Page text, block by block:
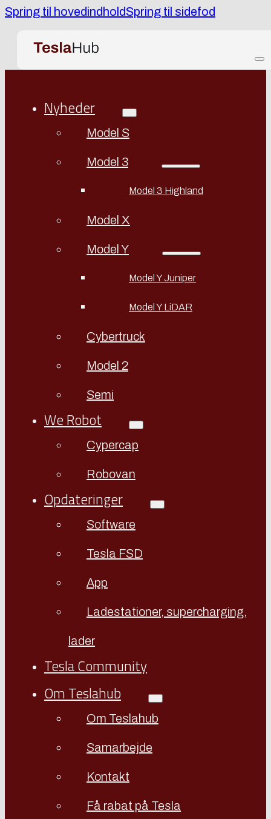
Spring til hovedindholdSpring til sidefod
Nyheder
Model S
Model 3
Model 3 Highland
Model X
Model Y
Model Y Juniper
Model Y LiDAR
Cybertruck
Model 2
Semi
We Robot
Cypercap
Robovan
Opdateringer
Software
Tesla FSD
App
Ladestationer, supercharging,
lader
Tesla Community
Om Teslahub
Om Teslahub
Samarbejde
Kontakt
Få rabat på Tesla